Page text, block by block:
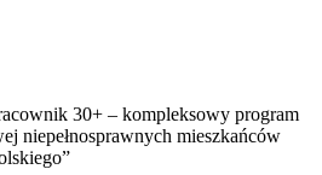
30+ – kompleksowy program
niepełnosprawnych mieszkańców